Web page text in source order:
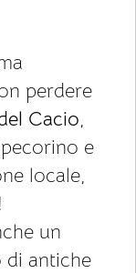
perdere
Cacio,
e
locale,
un
antiche